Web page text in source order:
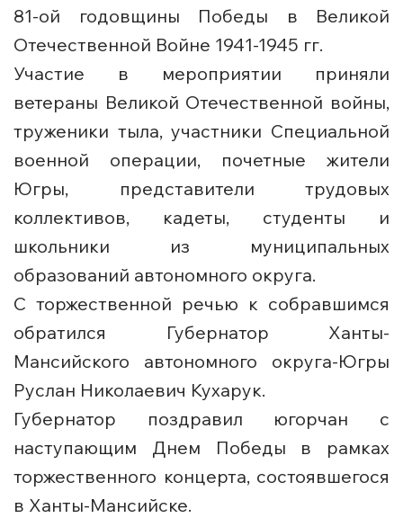
81-ой годовщины Победы в Великой
Отечественной Войне 1941-1945 гг.
Участие в мероприятии приняли
ветераны Великой Отечественной войны,
труженики тыла, участники Специальной
военной операции, почетные жители
Югры, представители трудовых
коллективов, кадеты, студенты и
школьники из муниципальных
образований автономного округа.
С торжественной речью к собравшимся
обратился Губернатор Ханты-
Мансийского автономного округа-Югры
Руслан Николаевич Кухарук.
Губернатор поздравил югорчан с
наступающим Днем Победы в рамках
торжественного концерта, состоявшегося
в Ханты-Мансийске.